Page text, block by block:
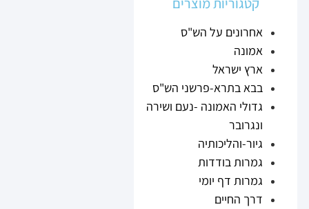
אחרונים על הש"ס
אמונה
ארץ ישראל
בבא בתרא-פרשני הש"ס
גדולי האמונה -נעם ושירה
ונגרובר
גיור-והליכותיה
גמרות בודדות
גמרות דף יומי
דרך החיים